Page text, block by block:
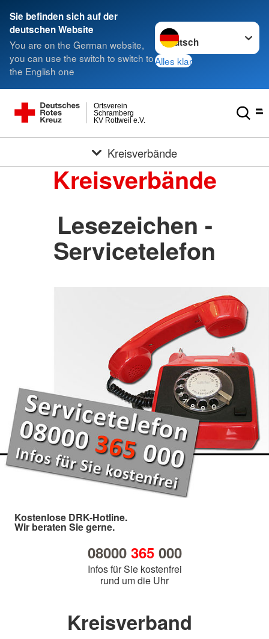
Sie befinden sich auf der
deutschen Website
You are on the German website,
you can use the switch to switch to
the English one
Sprache wechseln zu
Alles klar
KV Rottweil e.V.
Schramberg
Ortsverein
Kreisverbände
Kreisverbände
Lesezeichen -
Servicetelefon
Kostenlose DRK-Hotline.
Wir beraten Sie gerne.
08000 365000
Infos für Sie kostenfrei
rund um die Uhr
Kreisverband